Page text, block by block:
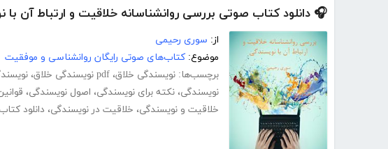
🎧 دانلود کتاب صوتی بررسی روانشناسانه خلاقیت و ارتباط آن با
از: سوری رحیمی
موضوع: کتاب‌های صوتی رایگان روانشناسی و موفقیت
برچسب‌ها: نویسندگی خلاق، pdf نویسندگی خلاق ،
نویسندگی، نکته برای نویسندگی، اصول نویسندگی،
خلاقیت و نویسندگی، خلاقیت در نویسندگی، دانلود